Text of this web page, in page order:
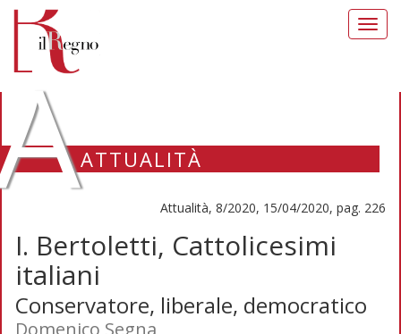
ATTUALITÀ
Attualità, 8/2020, 15/04/2020, pag. 226
I. Bertoletti, Cattolicesimi
italiani
Conservatore, liberale, democratico
Domenico Segna